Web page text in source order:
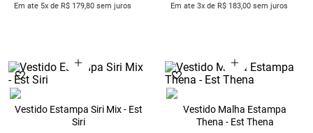
Em ate 5x de R$ 179,80 sem juros Em ate 3x de R$ 183,00 sem juros
Vestido Estampa Siri Mix - Est
Siri
Vestido Malha Estampa
Thena - Est Thena